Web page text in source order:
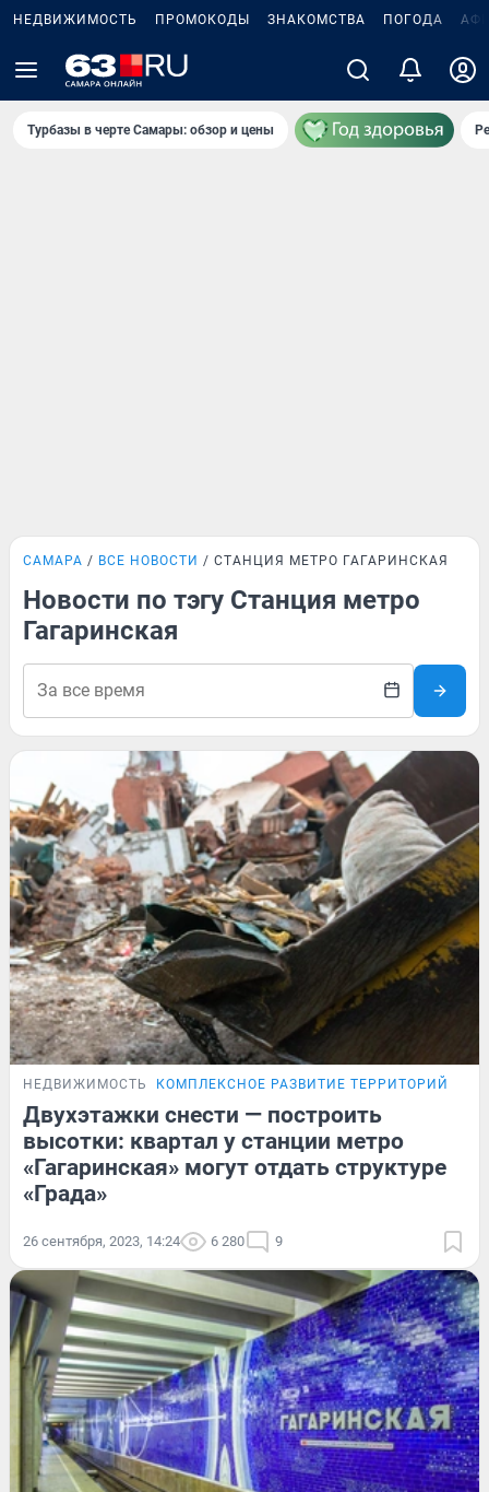
НЕДВИЖИМОСТЬ ПРОМОКОДЫ ЗНАКОМСТВА ПОГОДА
Турбазы в черте Самары: обзор и цены
САМАРА ВСЕ НОВОСТИ СТАНЦИЯ МЕТРО ГАГАРИНСКАЯ
Новости по тэгу Станция метро
Гагаринская
НЕДВИЖИМОСТЬ КОМПЛЕКСНОЕ РАЗВИТИЕ ТЕРРИТОРИЙ
Двухэтажки снести — построить
высотки: квартал у станции метро
«Гагаринская» могут отдать структуре
«Града»
26 сентября, 2023, 14:24 6 280 9